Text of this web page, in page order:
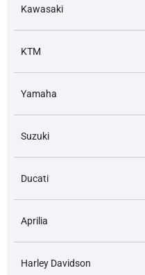
Kawasaki
KTM
Yamaha
Suzuki
Ducati
Aprilia
Harley Davidson